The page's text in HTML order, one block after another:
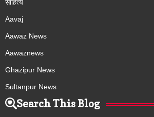
साहित्य
Aavaj
Aawaz News
Aawaznews
Ghazipur News
Sultanpur News
Search This Blog